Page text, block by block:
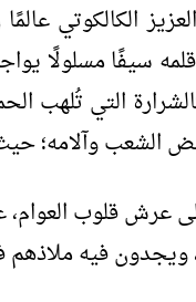
الكالكوتي
سيفًا مسلولًا
التي تُلهب
الشعب وآلامه؛
عرش قلوب
ويجدون فيه